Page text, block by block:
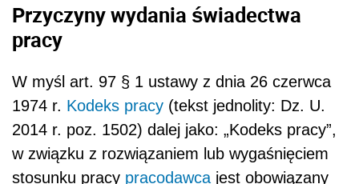
Przyczyny wydania świadectwa
pracy
W myśl art. 97 § 1 ustawy z dnia 26 czerwca
1974 r. Kodeks pracy (tekst jednolity: Dz. U.
2014 r. poz. 1502) dalej jako: „Kodeks pracy”,
w związku z rozwiązaniem lub wygaśnięciem
stosunku pracy pracodawca jest obowiązany